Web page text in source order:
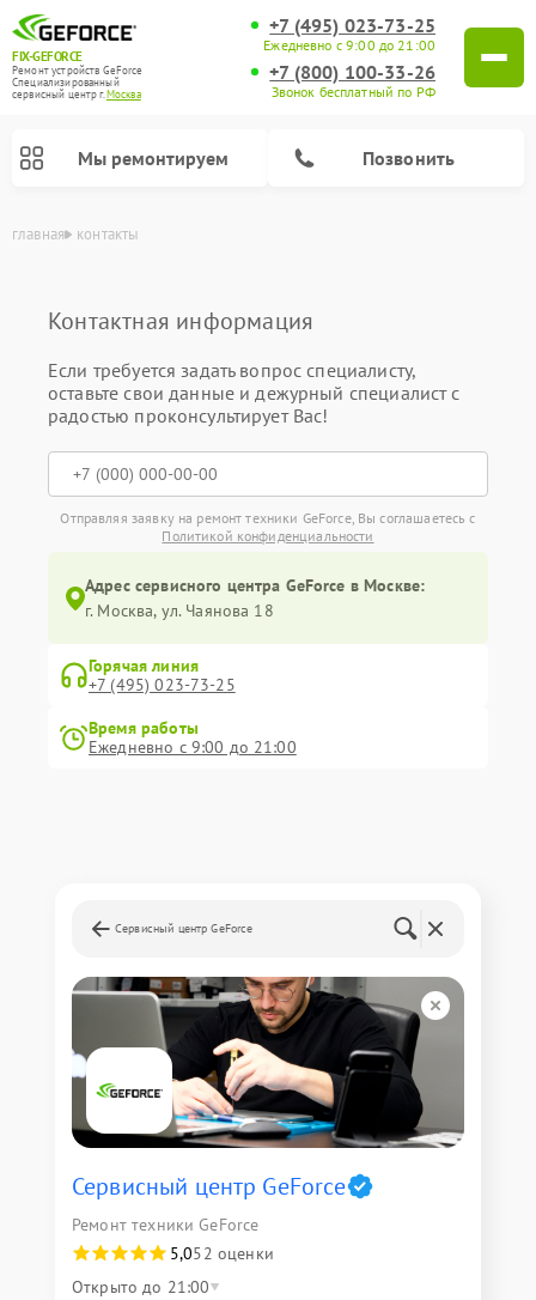
FIX-GEFORCE
Ремонт устройств GeForce
Специализированный
cервисный центр г.Москва
+7 (495) 023-73-25
Ежедневно с 9:00 до 21:00
+7 (800) 100-33-26
Звонок бесплатный по РФ
Мы ремонтируем Позвонить
главная контакты
Контактная информация
Если требуется задать вопрос специалисту,
оставьте свои данные и дежурный специалист с
радостью проконсультирует Вас!
Отправляя заявку на ремонт техники GeForce, Вы соглашаетесь с
Политикой конфиденциальности
Адрес сервисного центра GeForce в Москве:
г. Москва, ул. Чаянова 18
Горячая линия
+7 (495) 023-73-25
Время работы
Ежедневно с 9:00 до 21:00
Сервисный центр GeForce
Сервисный центр GeForce
Ремонт техники GeForce
5,052 оценки
Открыто до 21:00